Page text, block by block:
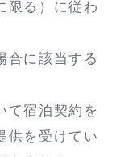
限る）に従わ
合に該当する
て宿泊契約を
供を受けてい